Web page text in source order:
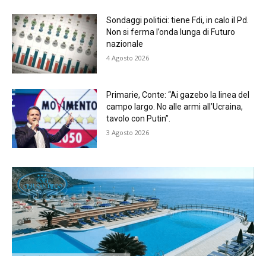
Sondaggi politici: tiene Fdi, in calo il Pd.
Non si ferma l’onda lunga di Futuro
nazionale
4 Agosto 2026
Primarie, Conte: “Ai gazebo la linea del
campo largo. No alle armi all’Ucraina,
tavolo con Putin”.
3 Agosto 2026